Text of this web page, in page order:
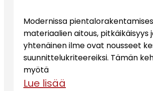
Modernissa
materiaalien aitous, pitkäikäisyys
yhtenäinen ilme ovat nousseet
suunnittelukriteereiksi. Tämän
myötä
Lue lisää